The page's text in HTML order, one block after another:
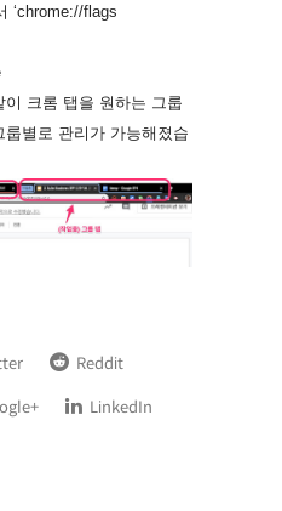
‘chrome://flags
크롬 탭을 원하는 그룹
별로 관리가 가능해졌습
Reddit
LinkedIn